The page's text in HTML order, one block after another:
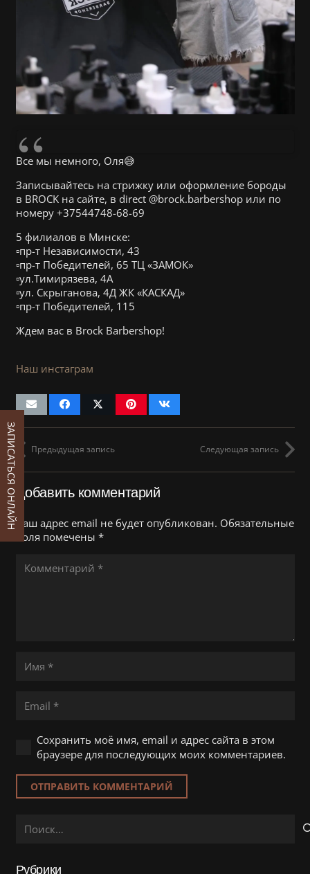
Все мы немного, Оля😅
Записывайтесь на стрижку или оформление бороды
в BROCK на сайте, в direct @brock.barbershop или по
номеру +37544748-68-69
5 филиалов в Минске:
▫️пр-т Независимости, 43
▫️пр-т Победителей, 65 ТЦ «ЗАМОК»
▫️ул.Тимирязева, 4А
▫️ул. Скрыганова, 4Д ЖК «КАСКАД»
▫️пр-т Победителей, 115
Ждем вас в Brock Barbershop!
Наш инстаграм
Предыдущая запись Следующая запись
Добавить комментарий
Ваш адрес email не будет опубликован. Обязательные
поля помечены *
Сохранить моё имя, email и адрес сайта в этом
браузере для последующих моих комментариев.
ОТПРАВИТЬ КОММЕНТАРИЙ
Рубрики
ЗАПИСАТЬСЯ ОНЛАЙН